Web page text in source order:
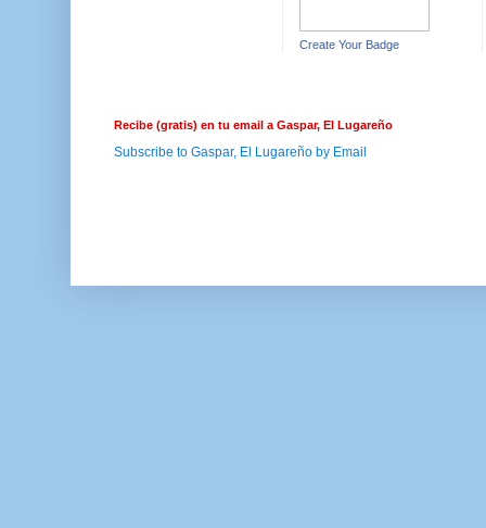
Create Your Badge
Recibe (gratis) en tu email a Gaspar, El Lugareño
Subscribe to Gaspar, El Lugareño by Email